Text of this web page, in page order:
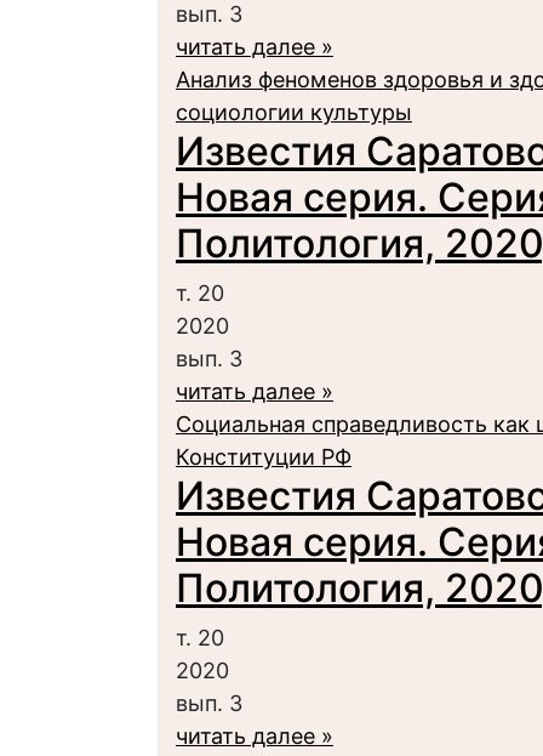
вып. 3
читать далее »
Анализ феноменов здоровья и
социологии культуры
Известия
Новая серия.
Политология,
т. 20
2020
вып. 3
читать далее »
Социальная справедливость
Конституции РФ
Известия
Новая серия.
Политология,
т. 20
2020
вып. 3
читать далее »